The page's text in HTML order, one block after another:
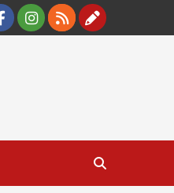
Facebook
Instagram
RSS